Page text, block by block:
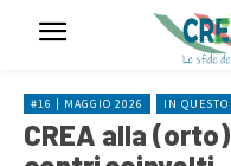
#16 | MAGGIO 2026 IN
CREA alla